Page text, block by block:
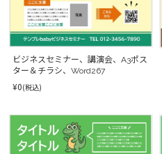
ビジネスセミナー、講演会、A3ポス
ター＆チラシ、Word267
¥0(税込)